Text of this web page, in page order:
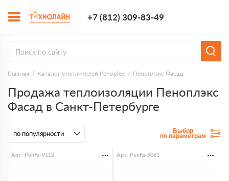
+7 (812) 309-83-49
Главная Каталог утеплителей Penoplex Пеноплэкс Фасад
Продажа теплоизоляции Пеноплэкс
Фасад в Санкт-Петербурге
Выбор
по параметрам
Арт. PenFa-9112 Арт. PenFa-9061